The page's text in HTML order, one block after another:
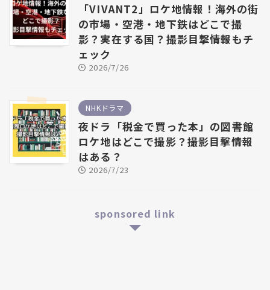
「VIVANT2」ロケ地情報！海外の街
の市場・空港・地下鉄はどこで撮
影？実在する国？撮影目撃情報もチ
ェック
2026/7/26
NHKドラマ
夜ドラ「税金で買った本」の図書館
ロケ地はどこで撮影？撮影目撃情報
はある？
2026/7/23
sponsored link